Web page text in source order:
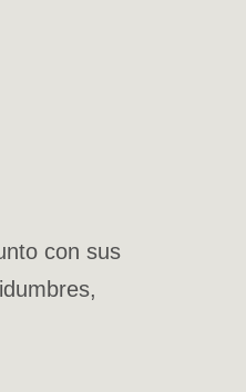
con sus